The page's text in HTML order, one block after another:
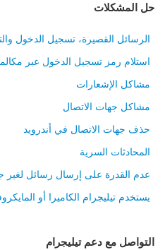
حل المشكلات
الرسائل القصيرة، تسجيل الدخول
استلام رمز تسجيل الدخول عبر
مشاكل الإشعارات
مشاكل جهات الاتصال
حذف جهات الاتصال في أندرويد
المحادثات السرية
عدم القدرة على إرسال رسائل لغير
يستخدم تيليجرام الكاميرا أو
التواصل مع دعم تيليجرام